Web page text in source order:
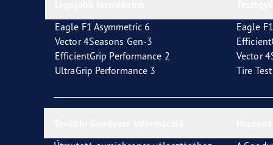
Eagle F1 Asymmetric 6
Vector 4Seasons Gen-3
EfficientGrip Performance 2
UltraGrip Performance 3
Eagle
Vector
Tire